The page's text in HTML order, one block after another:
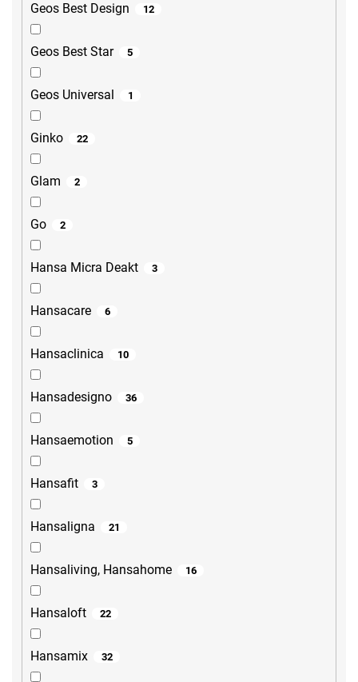
Geos Best Design 12
Geos Best Star 5
Geos Universal 1
Ginko 22
Glam 2
Go 2
Hansa Micra Deakt 3
Hansacare 6
Hansaclinica 10
Hansadesigno 36
Hansaemotion 5
Hansafit 3
Hansaligna 21
Hansaliving, Hansahome 16
Hansaloft 22
Hansamix 32